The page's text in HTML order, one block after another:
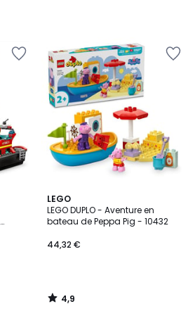
LEGO
LEGO DUPLO - Aventure en
bateau de Peppa Pig - 10432
44,32 €
4,9
/ 5
4,9
/